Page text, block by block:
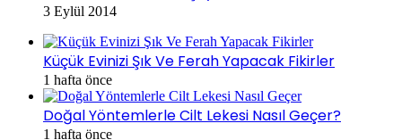
3 Eylül 2014
Küçük Evinizi Şık Ve Ferah Yapacak Fikirler
1 hafta önce
Doğal Yöntemlerle Cilt Lekesi Nasıl Geçer?
1 hafta önce